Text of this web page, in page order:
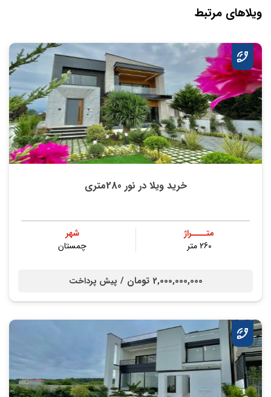
ویلاهای مرتبط
خرید ویلا در نور 280متری
متــــراژ
260 متر
شهر
چمستان
2,000,000,000 تومان / پیش پرداخت